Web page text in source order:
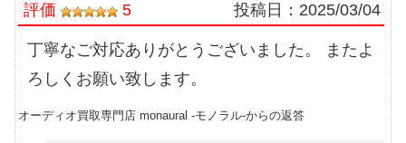
評価 5 投稿日： 2025/03/04
丁寧なご対応ありがとうございました。 またよ
ろしくお願い致します。
オーディオ買取専門店 monaural -モノラル-からの返答